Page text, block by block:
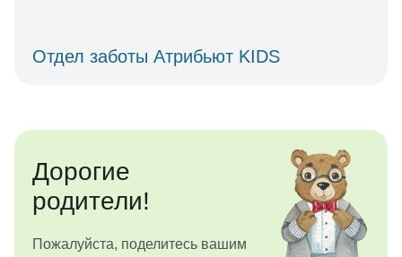
Отдел заботы Атрибьют KIDS
Дорогие
родители!
Пожалуйста, поделитесь вашим